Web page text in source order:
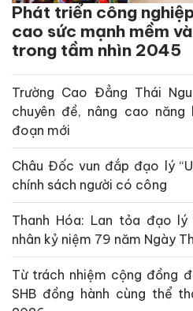
Phát triển công
cao sức mạnh mềm
trong tầm nhìn 2045
Trường Cao Đẳng Thái
chuyên đề, nâng cao
đoạn mới
Châu Đốc vun đắp đạo lý
chính sách người có công
Thanh Hóa: Lan tỏa đạo lý
nhân kỷ niệm 79 năm Ngày
Từ trách nhiệm cộng đồng
SHB đồng hành cùng thể